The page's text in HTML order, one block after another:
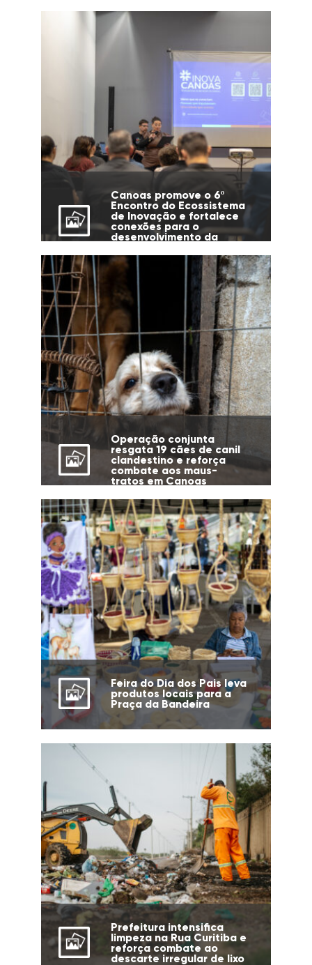
Canoas promove o 6º
Encontro do Ecossistema
de Inovação e fortalece
conexões para o
desenvolvimento da
Operação conjunta
resgata 19 cães de canil
clandestino e reforça
combate aos maus-
tratos em Canoas
Feira do Dia dos Pais leva
produtos locais para a
Praça da Bandeira
Prefeitura intensifica
limpeza na Rua Curitiba e
reforça combate ao
descarte irregular de lixo